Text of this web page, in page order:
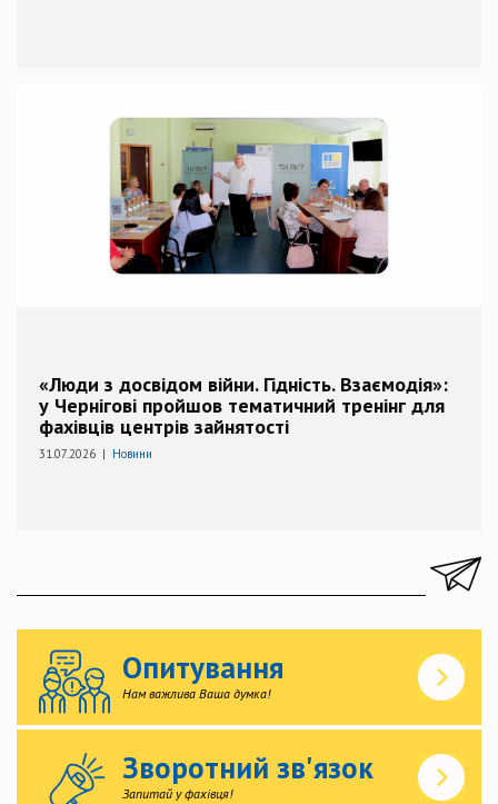
«Люди з досвідом війни. Гідність. Взаємодія»:
у Чернігові пройшов тематичний тренінг для
фахівців центрів зайнятості
31.07.2026 | Новини
Опитування
Нам важлива Ваша думка!
Зворотний зв'язок
Запитай у фахівця!